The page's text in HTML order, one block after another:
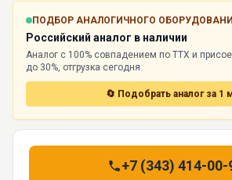
ПОДБОР АНАЛОГИЧНОГО
Российский аналог в наличии
Аналог с 100% совпадением по ТТХ и
до 30%, отгрузка сегодня.
🔄 Подобрать аналог за 1
+7 (343) 414-00-